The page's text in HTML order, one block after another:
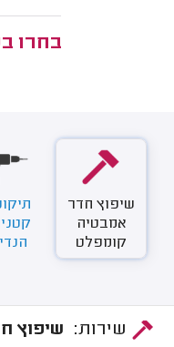
בחרו
שיפוץ חדר
אמבטיה
קומפלט
שיפוץ